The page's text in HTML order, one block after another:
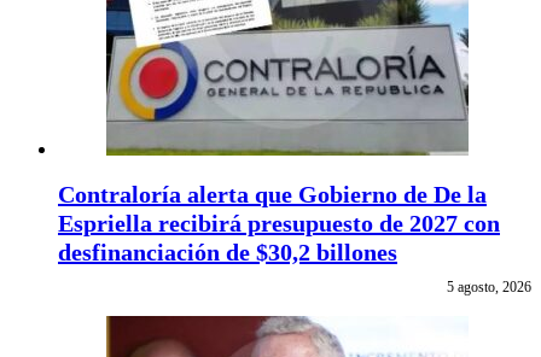
Contraloría alerta que Gobierno de De la
Espriella recibirá presupuesto de 2027 con
desfinanciación de $30,2 billones
5 agosto, 2026